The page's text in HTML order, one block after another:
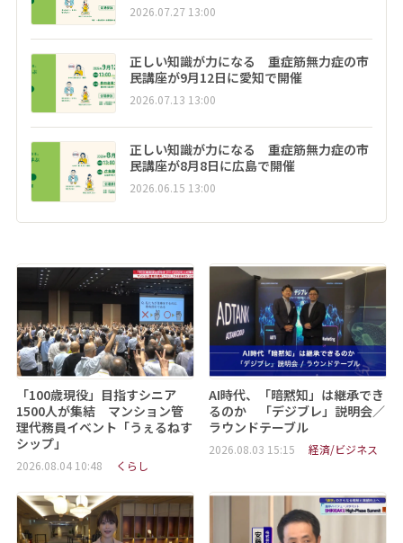
2026.07.27 13:00
正しい知識が力になる 重症筋無力症の市
民講座が9月12日に愛知で開催
2026.07.13 13:00
正しい知識が力になる 重症筋無力症の市
民講座が8月8日に広島で開催
2026.06.15 13:00
「100歳現役」目指すシニア
1500人が集結 マンション管
理代務員イベント「うぇるねす
シップ」
2026.08.04 10:48 くらし
AI時代、「暗黙知」は継承でき
るのか 「デジブレ」説明会／
ラウンドテーブル
2026.08.03 15:15 経済/ビジネス